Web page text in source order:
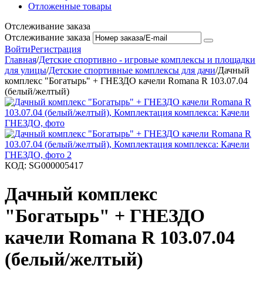
Отложенные товары
Отслеживание заказа
Отслеживание заказа
ВойтиРегистрация
Главная/Детские спортивно - игровые комплексы и площадки
для улицы/Детские спортивные комплексы для дачи/Дачный
комплекс "Богатырь" + ГНЕЗДО качели Romana R 103.07.04
(белый/желтый)
КОД: SG000005417
Дачный комплекс
"Богатырь" + ГНЕЗДО
качели Romana R 103.07.04
(белый/желтый)